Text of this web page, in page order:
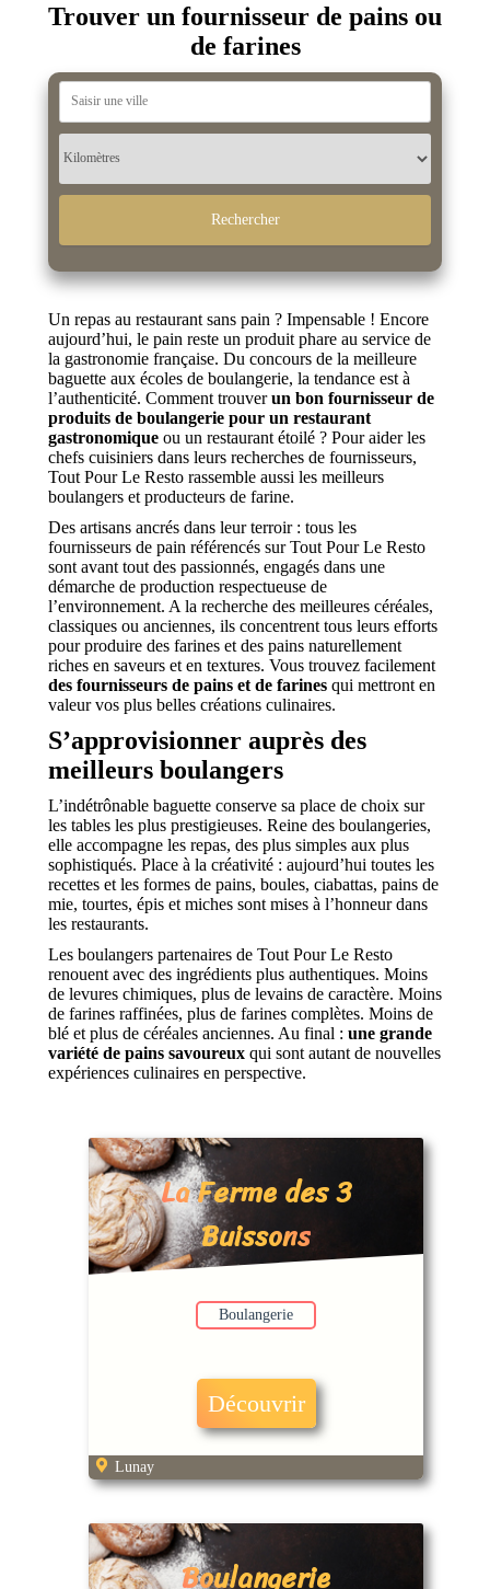
Trouver un fournisseur de pains ou
de farines
Un repas au restaurant sans pain ? Impensable ! Encore
aujourd’hui, le pain reste un produit phare au service de
la gastronomie française. Du concours de la meilleure
baguette aux écoles de boulangerie, la tendance est à
l’authenticité. Comment trouverun bon fournisseur de
produits de boulangerie pour un restaurant
gastronomique ou un restaurant étoilé ? Pour aider les
chefs cuisiniers dans leurs recherches de fournisseurs,
Tout Pour Le Resto rassemble aussi les meilleurs
boulangers et producteurs de farine.
Des artisans ancrés dans leur terroir : tous les
fournisseurs de pain référencés sur Tout Pour Le Resto
sont avant tout des passionnés, engagés dans une
démarche de production respectueuse de
l’environnement. A la recherche des meilleures céréales,
classiques ou anciennes, ils concentrent tous leurs efforts
pour produire des farines et des pains naturellement
riches en saveurs et en textures. Vous trouvez facilement
des fournisseurs de pains et de farines qui mettront en
valeur vos plus belles créations culinaires.
S’approvisionner auprès des
meilleurs boulangers
L’indétrônable baguette conserve sa place de choix sur
les tables les plus prestigieuses. Reine des boulangeries,
elle accompagne les repas, des plus simples aux plus
sophistiqués. Place à la créativité : aujourd’hui toutes les
recettes et les formes de pains, boules, ciabattas, pains de
mie, tourtes, épis et miches sont mises à l’honneur dans
les restaurants.
Les boulangers partenaires de Tout Pour Le Resto
renouent avec des ingrédients plus authentiques. Moins
de levures chimiques, plus de levains de caractère. Moins
de farines raffinées, plus de farines complètes. Moins de
blé et plus de céréales anciennes. Au final : une grande
variété de pains savoureux qui sont autant de nouvelles
expériences culinaires en perspective.
La Ferme des 3
Buissons
Boulangerie
Découvrir
Lunay
Boulangerie